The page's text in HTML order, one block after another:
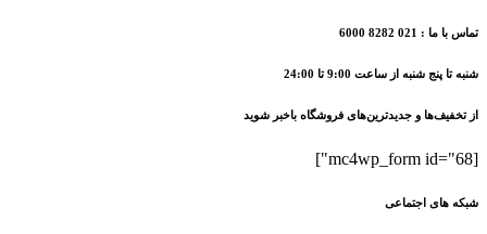
تماس با ما : 021 8282 6000
شنبه تا پنج شنبه از ساعت 9:00 تا 24:00
از تخفیف‌ها و جدیدترین‌های فروشگاه باخبر شوید
[mc4wp_form id="68"]
شبکه های اجتماعی